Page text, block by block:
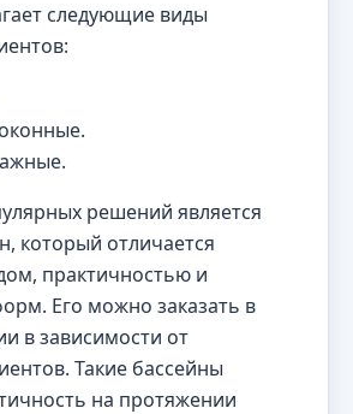
следующие виды
решений является
который отличается
практичностью и
Его можно заказать в
в зависимости от
Такие бассейны
на протяжении